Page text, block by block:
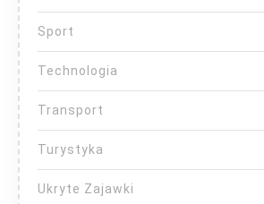
Sport
Technologia
Transport
Turystyka
Ukryte Zajawki